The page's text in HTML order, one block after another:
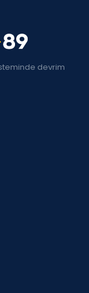
devrim